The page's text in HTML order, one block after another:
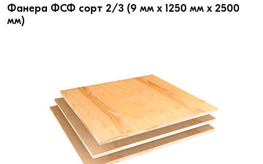
Фанера ФСФ сорт 2/3 (9 мм x 1250 мм x 2500
мм)